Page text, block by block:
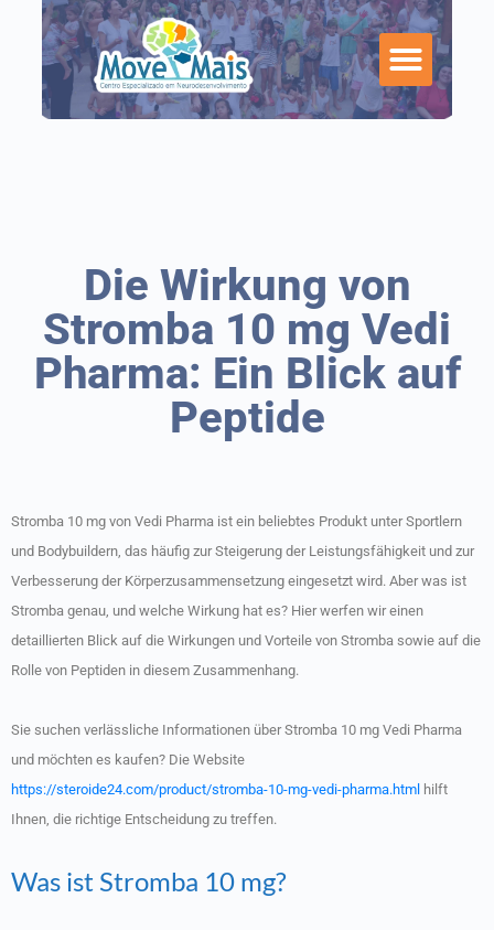
Die Wirkung von
Stromba 10 mg Vedi
Pharma: Ein Blick auf
Peptide
Stromba 10 mg von Vedi Pharma ist ein beliebtes Produkt unter Sportlern
und Bodybuildern, das häufig zur Steigerung der Leistungsfähigkeit und zur
Verbesserung der Körperzusammensetzung eingesetzt wird. Aber was ist
Stromba genau, und welche Wirkung hat es? Hier werfen wir einen
detaillierten Blick auf die Wirkungen und Vorteile von Stromba sowie auf die
Rolle von Peptiden in diesem Zusammenhang.
Sie suchen verlässliche Informationen über Stromba 10 mg Vedi Pharma
und möchten es kaufen? Die Website
https://steroide24.com/product/stromba-10-mg-vedi-pharma.html hilft
Ihnen, die richtige Entscheidung zu treffen.
Was ist Stromba 10 mg?